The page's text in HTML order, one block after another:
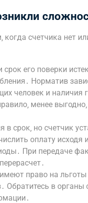
когда счетчика нет
его поверки
Норматив
человек и наличия
менее
срок‚ но счетчик
оплату исходя
При передаче
право на
Обратитесь в органы